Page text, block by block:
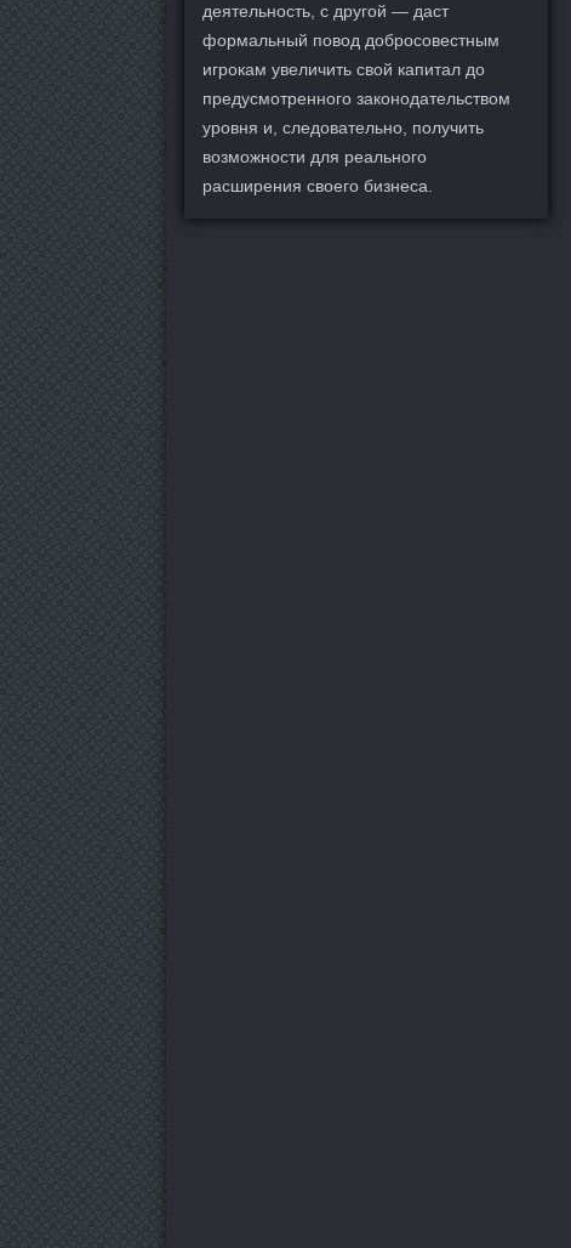
деятельность, с другой — даст
формальный повод добросовестным
игрокам увеличить свой капитал до
предусмотренного законодательством
уровня и, следовательно, получить
возможности для реального
расширения своего бизнеса.